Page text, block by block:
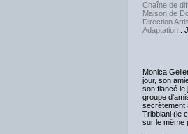
Chaîne de
Maison de
Direction
Adaptation :
Monica
jour, son
son fiancé le
groupe
secrètement
Tribbiani (le
sur le même